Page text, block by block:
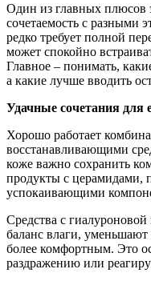
Один из главных плюсов
сочетаемость с разными
редко требует полной
может спокойно
Главное – понимать,
а какие лучше вводить
Удачные сочетания для
Хорошо работает
восстанавливающими
коже важно сохранить
продукты с церамидами,
успокаивающими
Средства с
баланс влаги,
более комфортным. Это
раздражению или